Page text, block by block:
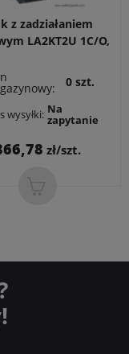
z zadziałaniem
LA2KT2U 1C/O,
z opóżnieniem
0 szt.
wysyłki: Na
zapytanie
Cena
zł/szt.